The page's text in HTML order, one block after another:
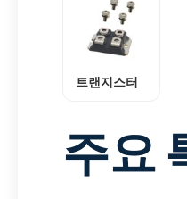
트랜지스터
주요